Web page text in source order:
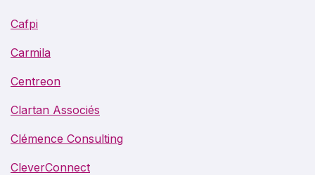
Cafpi
Carmila
Centreon
Clartan Associés
Clémence Consulting
CleverConnect